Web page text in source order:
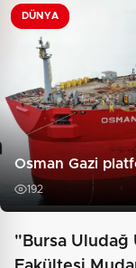
DÜNYA
Osman Gazi
192
"Bursa Uludağ